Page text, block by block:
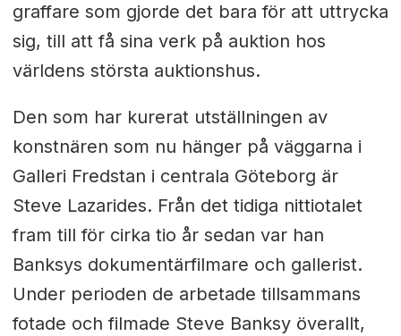
graffare som gjorde det bara för att uttrycka
sig, till att få sina verk på auktion hos
världens största auktionshus.
Den som har kurerat utställningen av
konstnären som nu hänger på väggarna i
Galleri Fredstan i centrala Göteborg är
Steve Lazarides. Från det tidiga nittiotalet
fram till för cirka tio år sedan var han
Banksys dokumentärfilmare och gallerist.
Under perioden de arbetade tillsammans
fotade och filmade Steve Banksy överallt,